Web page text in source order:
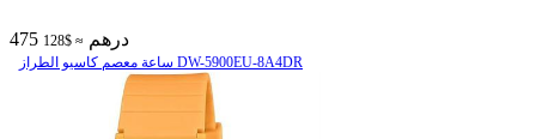
475 درهم ≈ $128
ساعة معصم کاسیو الطراز DW-5900EU-8A4DR